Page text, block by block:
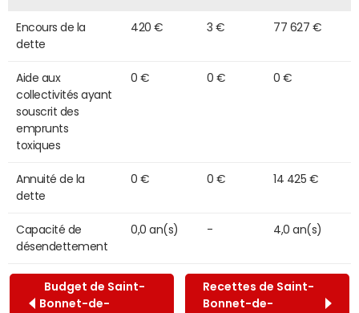
Encours de la
dette
420 € 3 € 77 627 €
Aide aux
collectivités ayant
souscrit des
emprunts
toxiques
0 € 0 € 0 €
Annuité de la
dette
0 € 0 € 14 425 €
Capacité de
désendettement
0,0 an(s) - 4,0 an(s)
Budget de Saint-
Bonnet-de-
Recettes de Saint-
Bonnet-de-